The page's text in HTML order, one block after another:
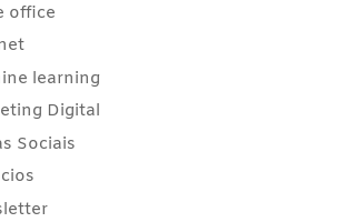
office
learning
Digital
Sociais